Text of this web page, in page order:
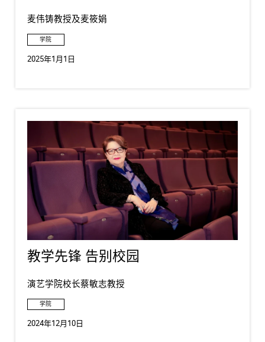
麦伟铸教授及麦筱娟
学院
2025年1月1日
教学先锋 告别校园
演艺学院校长蔡敏志教授
学院
2024年12月10日